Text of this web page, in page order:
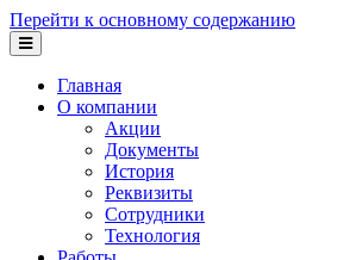
Перейти к основному содержанию
Главная
О компании
Акции
Документы
История
Реквизиты
Сотрудники
Технология